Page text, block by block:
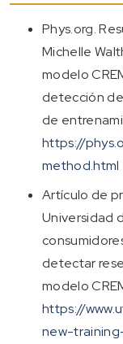
Phys.org.
Michelle
modelo
detección
de
https://
method.html
Artículo de
Universidad
detectar
modelo
https://
new-